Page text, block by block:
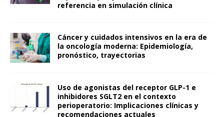
referencia en simulación clínica
Cáncer y cuidados intensivos en la era de
la oncología moderna: Epidemiología,
pronóstico, trayectorias
Uso de agonistas del receptor GLP-1 e
inhibidores SGLT2 en el contexto
perioperatorio: Implicaciones clínicas y
recomendaciones actuales